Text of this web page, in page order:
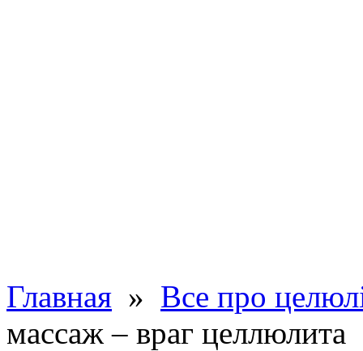
Главная » Все про
массаж – враг целлюлита